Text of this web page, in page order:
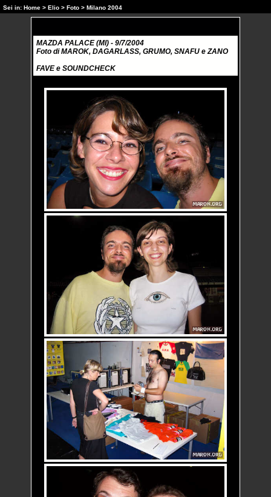
Sei in: Home > Elio > Foto > Milano 2004
MAZDA PALACE (MI) - 9/7/2004
Foto di MAROK, DAGARLASS, GRUMO, SNAFU e ZANO
FAVE e SOUNDCHECK